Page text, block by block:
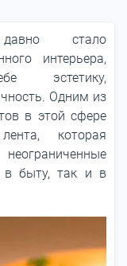
давно стало
интерьера,
эстетику,
Одним из
в этой сфере
которая
в быту, так и в